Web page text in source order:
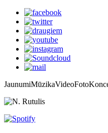
JaunumiMūzikaVideoFoto